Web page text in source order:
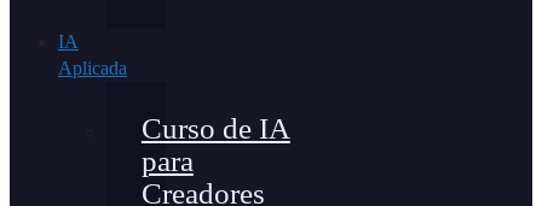
IA
Aplicada
Curso de IA
para
Creadores